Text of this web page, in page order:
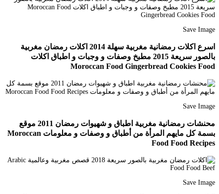
Save Image
اسرع اكلات رمضانية مغربية سهلة 2014 اكلات رمضان مغربية
بالصور سريعة 2015 مطبخ وصفات و وجبات و اطباق اكلات
Moroccan Food Gingerbread Cookies Food
Save Image
محنشات رمضانية مغربية اطباق و شهيوات رمضان 2011 موقع
بسمة كل مايهم المرأة من أطباق و وصفات و معلومات Moroccan
Food Food Recipes
Save Image